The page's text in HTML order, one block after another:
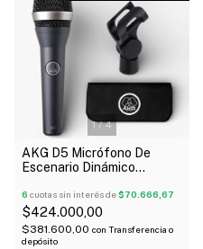
1/4
AKG D5 Micrófono De
Escenario Dinámico
6 cuotas sin interés de$70.666,67
$424.000,00
$381.600,00 con Transferencia o
depósito